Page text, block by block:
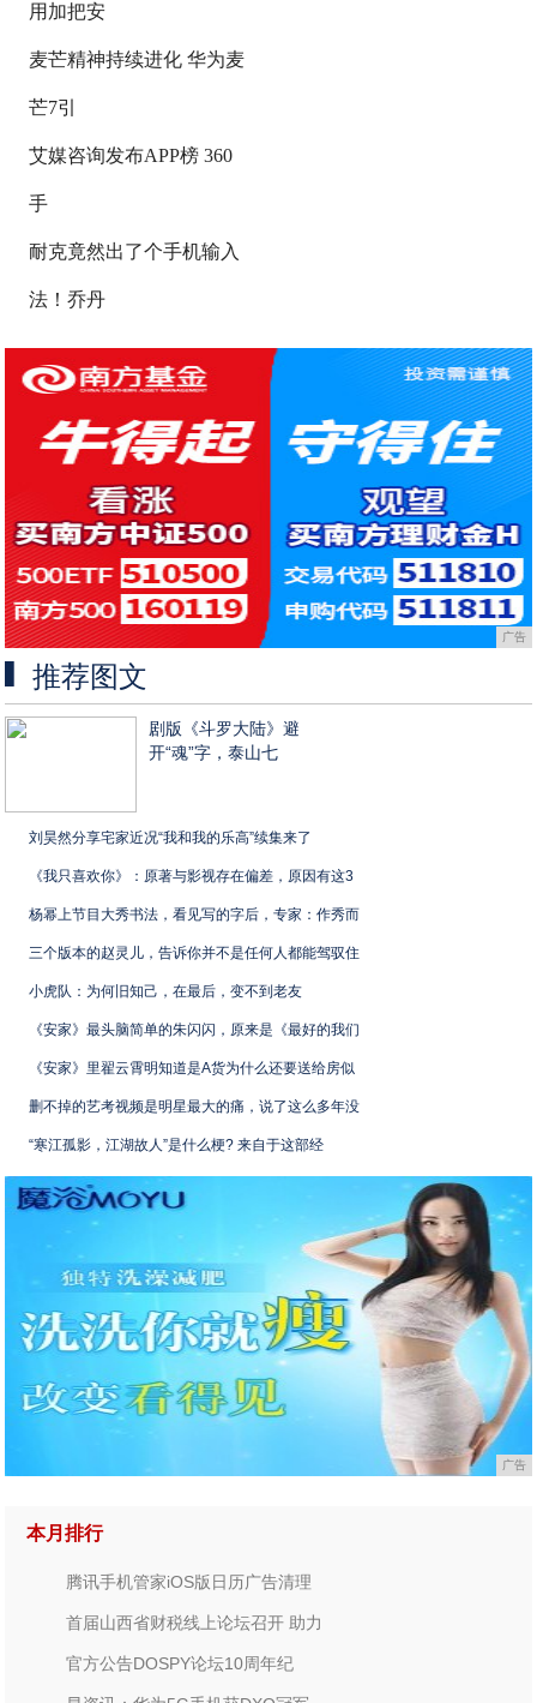
用加把安
麦芒精神持续进化 华为麦
芒7引
艾媒咨询发布APP榜 360
手
耐克竟然出了个手机输入
法！乔丹
广告
推荐图文
剧版《斗罗大陆》避
开“魂”字，泰山七
刘昊然分享宅家近况“我和我的乐高”续集来了
《我只喜欢你》：原著与影视存在偏差，原因有这3
杨幂上节目大秀书法，看见写的字后，专家：作秀而
三个版本的赵灵儿，告诉你并不是任何人都能驾驭住
小虎队：为何旧知己，在最后，变不到老友
《安家》最头脑简单的朱闪闪，原来是《最好的我们
《安家》里翟云霄明知道是A货为什么还要送给房似
删不掉的艺考视频是明星最大的痛，说了这么多年没
“寒江孤影，江湖故人”是什么梗? 来自于这部经
广告
本月排行
腾讯手机管家iOS版日历广告清理
首届山西省财税线上论坛召开 助力
官方公告DOSPY论坛10周年纪